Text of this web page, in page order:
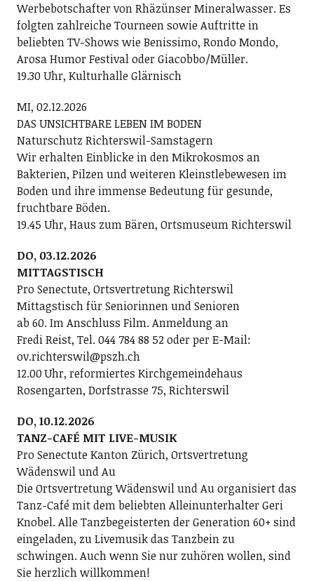
Werbebotschafter von Rhäzünser Mineralwasser. Es
folgten zahlreiche Tourneen sowie Auftritte in
beliebten TV-Shows wie Benissimo, Rondo Mondo,
Arosa Humor Festival oder Giacobbo/Müller.
19.30 Uhr, Kulturhalle Glärnisch
MI, 02.12.2026
DAS UNSICHTBARE LEBEN IM BODEN
Naturschutz Richterswil-Samstagern
Wir erhalten Einblicke in den Mikrokosmos an
Bakterien, Pilzen und weiteren Kleinstlebewesen im
Boden und ihre immense Bedeutung für gesunde,
fruchtbare Böden.
19.45 Uhr, Haus zum Bären, Ortsmuseum Richterswil
DO, 03.12.2026
MITTAGSTISCH
Pro Senectute, Ortsvertretung Richterswil
Mittagstisch für Seniorinnen und Senioren
ab 60. Im Anschluss Film. Anmeldung an
Fredi Reist, Tel. 044 784 88 52 oder per E-Mail:
ov.richterswil@pszh.ch
12.00 Uhr, reformiertes Kirchgemeindehaus
Rosengarten, Dorfstrasse 75, Richterswil
DO, 10.12.2026
TANZ-CAFÉ MIT LIVE-MUSIK
Pro Senectute Kanton Zürich, Ortsvertretung
Wädenswil und Au
Die Ortsvertretung Wädenswil und Au organisiert das
Tanz-Café mit dem beliebten Alleinunterhalter Geri
Knobel. Alle Tanzbegeisterten der Generation 60+ sind
eingeladen, zu Livemusik das Tanzbein zu
schwingen. Auch wenn Sie nur zuhören wollen, sind
Sie herzlich willkommen!